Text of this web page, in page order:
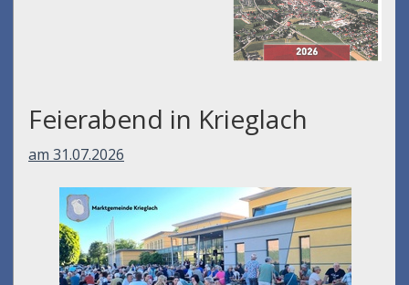
Feierabend in Krieglach
am 31.07.2026